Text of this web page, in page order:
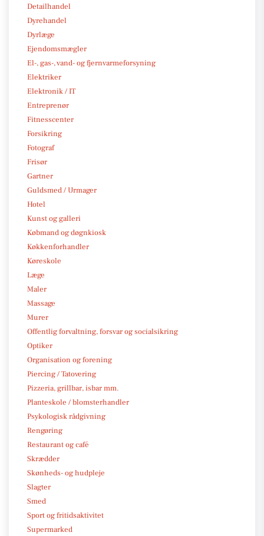
Detailhandel
Dyrehandel
Dyrlæge
Ejendomsmægler
El-, gas-, vand- og fjernvarmeforsyning
Elektriker
Elektronik / IT
Entreprenør
Fitnesscenter
Forsikring
Fotograf
Frisør
Gartner
Guldsmed / Urmager
Hotel
Kunst og galleri
Købmand og døgnkiosk
Køkkenforhandler
Køreskole
Læge
Maler
Massage
Murer
Offentlig forvaltning, forsvar og socialsikring
Optiker
Organisation og forening
Piercing / Tatovering
Pizzeria, grillbar, isbar mm.
Planteskole / blomsterhandler
Psykologisk rådgivning
Rengøring
Restaurant og café
Skrædder
Skønheds- og hudpleje
Slagter
Smed
Sport og fritidsaktivitet
Supermarked